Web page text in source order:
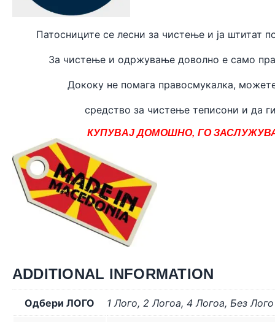
Патосниците се лесни за чистење и ја штитат
За чистење и одржување доволно е само
Дококу не помага правосмукалка,
средство за чистење теписони и да
КУПУВАЈ ДОМОШНО, ГО
ADDITIONAL INFORMATION
Одбери ЛОГО 1 Лого, 2 Логоa, 4 Логоa, Без Лого